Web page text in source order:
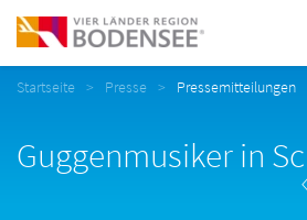
Startseite Presse Pressemitteilungen
Guggenmusiker in